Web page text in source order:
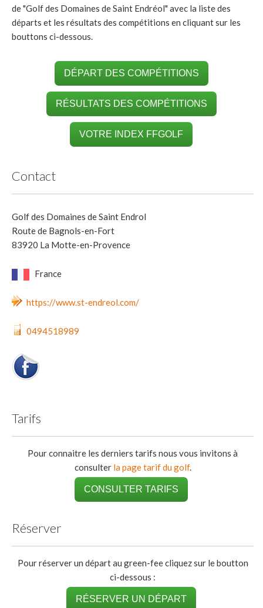
de "Golf des Domaines de Saint Endréol" avec la liste des
départs et les résultats des compétitions en cliquant sur les
bouttons ci-dessous.
DÉPART DES COMPÉTITIONS
RÉSULTATS DES COMPÉTITIONS
VOTRE INDEX FFGOLF
Contact
Golf des Domaines de Saint Endrol
Route de Bagnols-en-Fort
83920 La Motte-en-Provence
France
https://www.st-endreol.com/
0494518989
Tarifs
Pour connaitre les derniers tarifs nous vous invitons à
consulter la page tarif du golf.
CONSULTER TARIFS
Réserver
Pour réserver un départ au green-fee cliquez sur le boutton
ci-dessous :
RÉSERVER UN DÉPART